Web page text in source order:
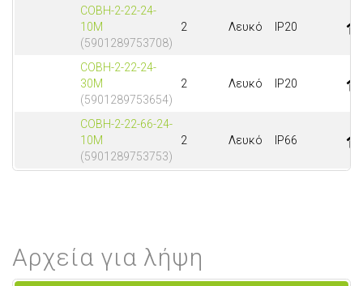
COBH-2-22-24-
10M
(5901289753708)
2 Λευκό IP20
COBH-2-22-24-
30M
(5901289753654)
2 Λευκό IP20
COBH-2-22-66-24-
10M
(5901289753753)
2 Λευκό IP66
Αρχεία για λήψη